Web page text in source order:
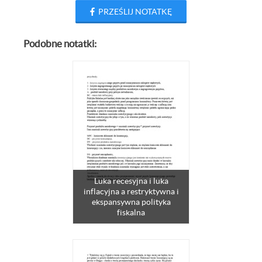
PRZEŚLIJ NOTATKĘ
Podobne notatki:
Luka recesyjna i luka
inflacyjna a restryktywna i
ekspansywna polityka
fiskalna